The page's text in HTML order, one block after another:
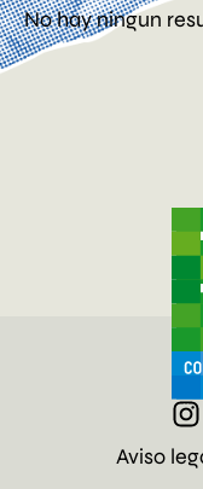
No hay ningun
Aviso